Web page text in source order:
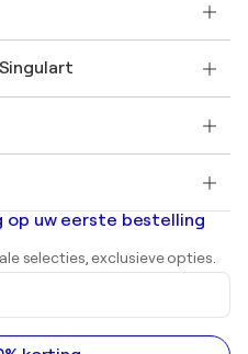
op uw eerste bestelling
selecties, exclusieve opties.